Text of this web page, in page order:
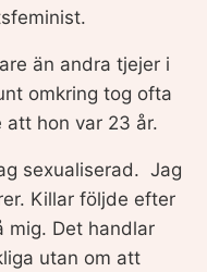
än andra tjejer i
omkring tog ofta
att hon var 23 år.
sexualiserad. Jag
Killar följde efter
mig. Det handlar
utan om att